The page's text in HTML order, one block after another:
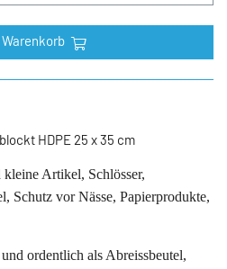
Warenkorb
HDPE 25 x 35 cm
Artikel, Schlösser,
Schutz vor Nässe, Papierprodukte,
ordentlich als Abreissbeutel,